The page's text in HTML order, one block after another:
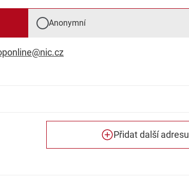
Anonymní
Přidat další adresu